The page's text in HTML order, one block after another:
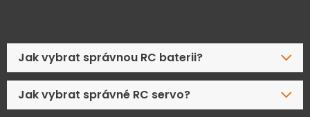
Jak vybrat správnou RC baterii?
Jak vybrat správné RC servo?